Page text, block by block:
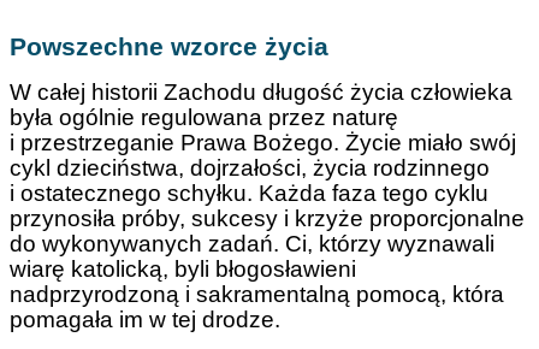
Powszechne wzorce życia
W całej historii Zachodu długość życia człowieka
była ogólnie regulowana przez naturę
i przestrzeganie Prawa Bożego. Życie miało swój
cykl dzieciństwa, dojrzałości, życia rodzinnego
i ostatecznego schyłku. Każda faza tego cyklu
przynosiła próby, sukcesy i krzyże proporcjonalne
do wykonywanych zadań. Ci, którzy wyznawali
wiarę katolicką, byli błogosławieni
nadprzyrodzoną i sakramentalną pomocą, która
pomagała im w tej drodze.